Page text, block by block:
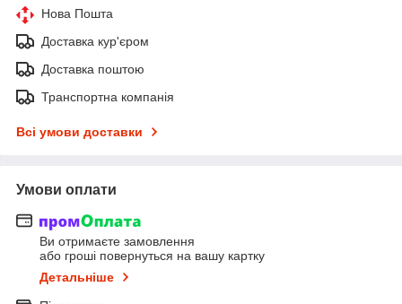
Нова Пошта
Доставка кур'єром
Доставка поштою
Транспортна компанія
Всі умови доставки
Умови оплати
Ви отримаєте замовлення
або гроші повернуться на вашу картку
Детальніше